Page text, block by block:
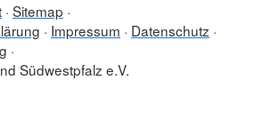
Sitemap
Impressum
Datenschutz
Südwestpfalz e.V.